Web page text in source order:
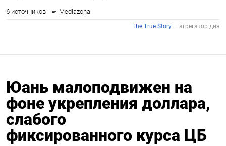
Юань малоподвижен на
фоне укрепления доллара,
слабого
фиксированного курса ЦБ